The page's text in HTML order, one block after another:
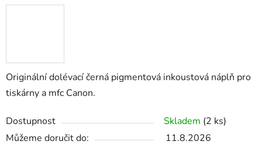
Originální dolévací černá pigmentová inkoustová náplň pro
tiskárny a mfc Canon.
Dostupnost Skladem (2 ks)
Můžeme doručit do:
11.8.2026